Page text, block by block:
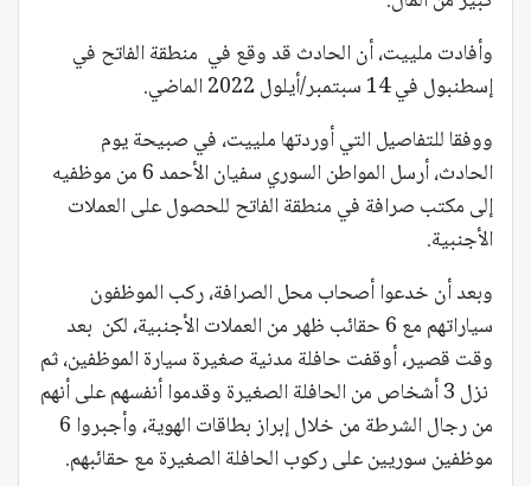
وأفادت ملييت، أن الحادث قد وقع في منطقة الفاتح في
إسطنبول في 14 سبتمبر/أيلول 2022 الماضي.
ووفقا للتفاصيل التي أوردتها ملييت، في صبيحة يوم
الحادث، أرسل المواطن السوري سفيان الأحمد 6 من موظفيه
إلى مكتب صرافة في منطقة الفاتح للحصول على العملات
الأجنبية.
وبعد أن خدعوا أصحاب محل الصرافة، ركب الموظفون
سياراتهم مع 6 حقائب ظهر من العملات الأجنبية، لكن بعد
وقت قصير، أوقفت حافلة مدنية صغيرة سيارة الموظفين، ثم
نزل 3 أشخاص من الحافلة الصغيرة وقدموا أنفسهم على أنهم
من رجال الشرطة من خلال إبراز بطاقات الهوية، وأجبروا 6
موظفين سوريين على ركوب الحافلة الصغيرة مع حقائبهم.